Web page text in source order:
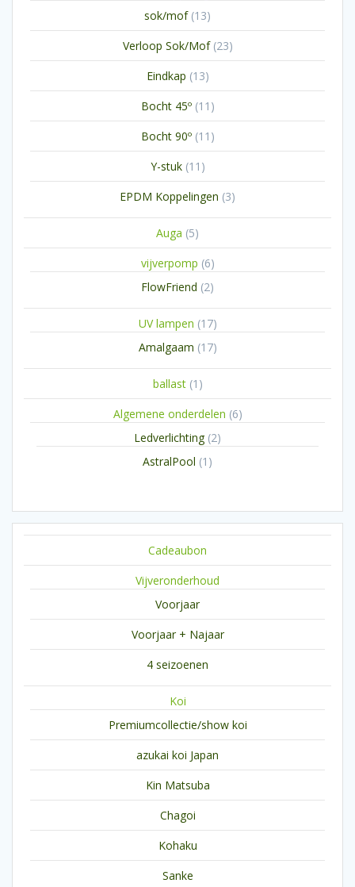
sok/mof 1313
producten
Verloop Sok/Mof 2323
producten
Eindkap 1313
producten
Bocht 45º 11 11
producten
Bocht 90º 11 11
producten
Y-stuk 11 11
producten
EPDM Koppelingen 33
Auga 55
producten
vijverpomp 66
FlowFriend 22
UV lampen 1717
Amalgaam 1717
ballast 1 1
product
Algemene onderdelen 66
Ledverlichting 22
AstralPool 1 1
Cadeaubon
Vijveronderhoud
Voorjaar
Voorjaar + Najaar
4 seizoenen
Koi
Premiumcollectie/show koi
azukai koi Japan
Kin Matsuba
Chagoi
Kohaku
Sanke